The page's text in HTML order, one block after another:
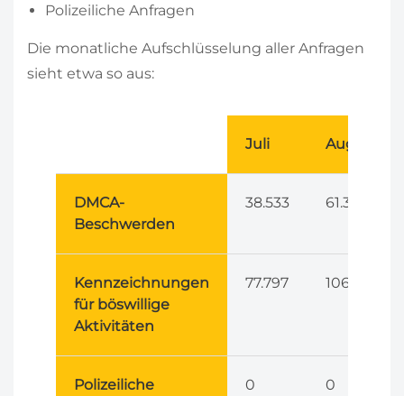
Polizeiliche Anfragen
Die monatliche Aufschlüsselung aller Anfragen
sieht etwa so aus:
Juli August
DMCA-
Beschwerden
38.533 61.337
Kennzeichnungen
für böswillige
Aktivitäten
77.797 106.109
Polizeiliche
0 0